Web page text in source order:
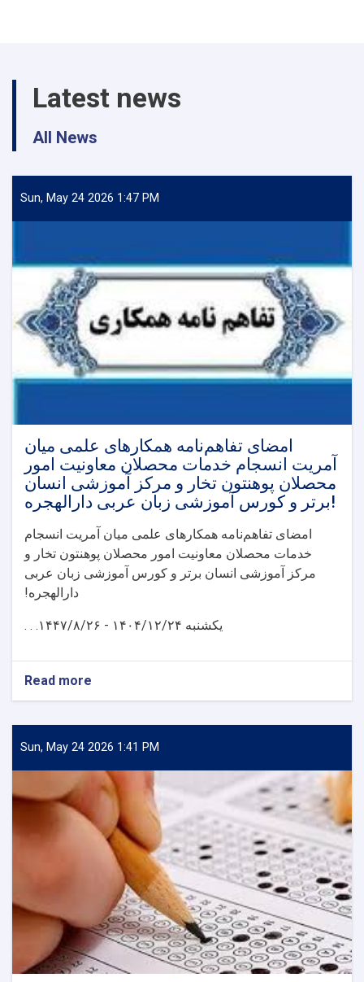
کنفرانس
ملی
تخار
Latest news
All News
Sun, May 24 2026 1:47 PM
امضای تفاهم‌نامه همکارهای علمی میان
آمریت انسجام خدمات محصلان معاونیت امور
محصلان پوهنتون تخار و مرکز آموزشی انسان
برتر و کورس آموزشی زبان عربی دارالهجره!
امضای تفاهم‌نامه همکارهای علمی میان آمریت انسجام
خدمات محصلان معاونیت امور محصلان پوهنتون تخار و
مرکز آموزشی انسان برتر و کورس آموزشی زبان عربی
دارالهجره!
یکشنبه ۱۴۰۴/۱۲/۲۴ - ۱۴۴۷/۸/۲۶. . .
Read more
امضای
همکارهای
علمی
آمریت
انسجام
خدمات
محصلان
معاونیت
امور
محصلان
پوهنتون
تخار
و
مرکز
آموزشی
انسان
Sun, May 24 2026 1:41 PM